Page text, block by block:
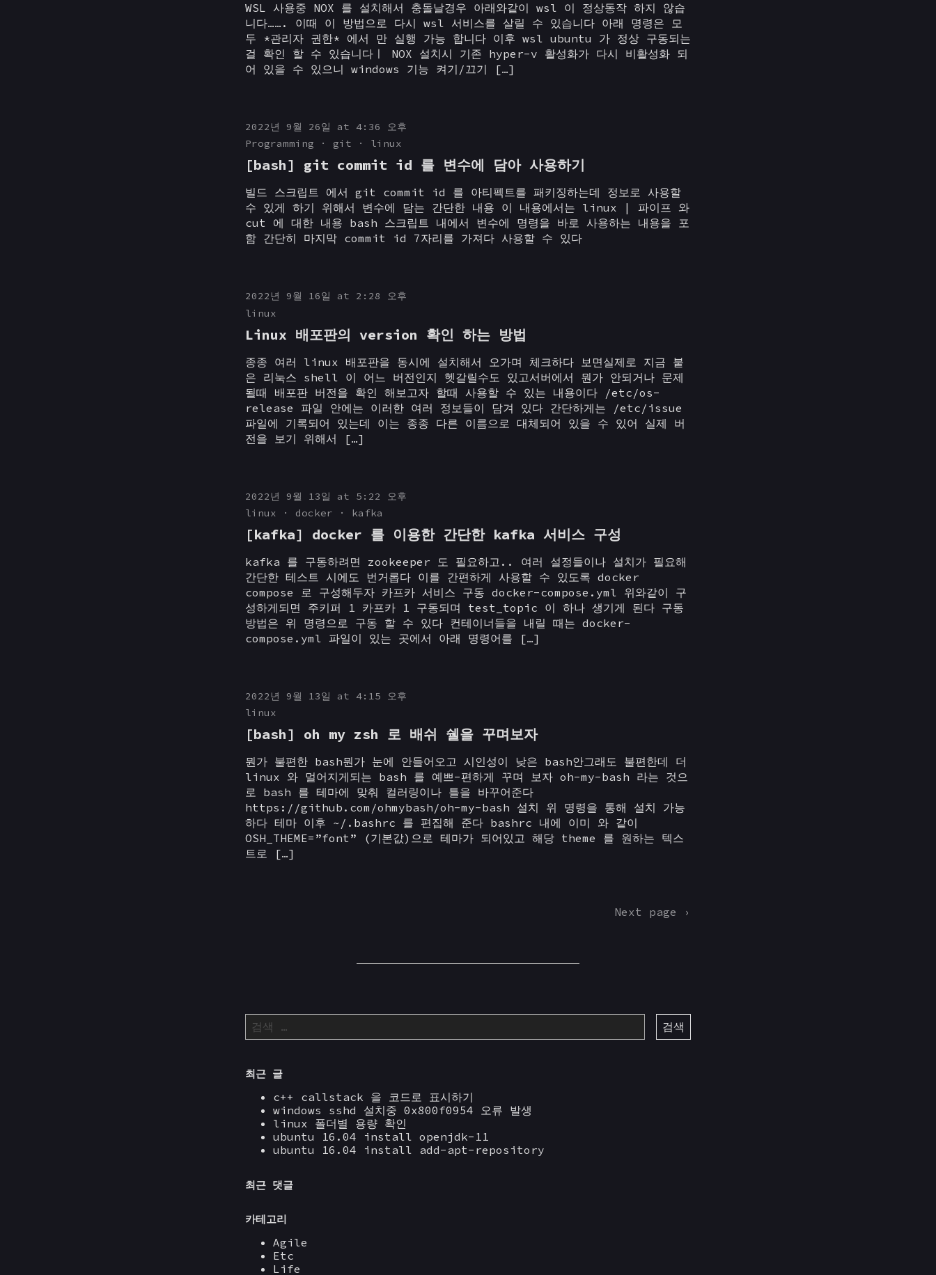
WSL 사용중 NOX 를 설치해서 충돌날경우 아래와같이 wsl 이 정상동작 하지 않습
니다……. 이때 이 방법으로 다시 wsl 서비스를 살릴 수 있습니다 아래 명령은 모
두 *관리자 권한* 에서 만 실행 가능 합니다 이후 wsl ubuntu 가 정상 구동되는
걸 확인 할 수 있습니다ㅣ NOX 설치시 기존 hyper-v 활성화가 다시 비활성화 되
어 있을 수 있으니 windows 기능 켜기/끄기 […]
2022년 9월 26일 at 4:36 오후
Programming
git linux
[bash] git commit id 를 변수에 담아 사용하기
빌드 스크립트 에서 git commit id 를 아티펙트를 패키징하는데 정보로 사용할
수 있게 하기 위해서 변수에 담는 간단한 내용 이 내용에서는 linux | 파이프 와
cut 에 대한 내용 bash 스크립트 내에서 변수에 명령을 바로 사용하는 내용을 포
함 간단히 마지막 commit id 7자리를 가져다 사용할 수 있다
2022년 9월 16일 at 2:28 오후
linux
Linux 배포판의 version 확인 하는 방법
종종 여러 linux 배포판을 동시에 설치해서 오가며 체크하다 보면실제로 지금 붙
은 리눅스 shell 이 어느 버전인지 헷갈릴수도 있고서버에서 뭔가 안되거나 문제
될때 배포판 버전을 확인 해보고자 할때 사용할 수 있는 내용이다 /etc/os-
release 파일 안에는 이러한 여러 정보들이 담겨 있다 간단하게는 /etc/issue
파일에 기록되어 있는데 이는 종종 다른 이름으로 대체되어 있을 수 있어 실제 버
전을 보기 위해서 […]
2022년 9월 13일 at 5:22 오후
linux
docker kafka
[kafka] docker 를 이용한 간단한 kafka 서비스 구성
kafka 를 구동하려면 zookeeper 도 필요하고.. 여러 설정들이나 설치가 필요해
간단한 테스트 시에도 번거롭다 이를 간편하게 사용할 수 있도록 docker
compose 로 구성해두자 카프카 서비스 구동 docker-compose.yml 위와같이 구
성하게되면 주키퍼 1 카프카 1 구동되며 test_topic 이 하나 생기게 된다 구동
방법은 위 명령으로 구동 할 수 있다 컨테이너들을 내릴 때는 docker-
compose.yml 파일이 있는 곳에서 아래 명령어를 […]
2022년 9월 13일 at 4:15 오후
linux
[bash] oh my zsh 로 배쉬 쉘을 꾸며보자
뭔가 불편한 bash뭔가 눈에 안들어오고 시인성이 낮은 bash안그래도 불편한데 더
linux 와 멀어지게되는 bash 를 예쁘-편하게 꾸며 보자 oh-my-bash 라는 것으
로 bash 를 테마에 맞춰 컬러링이나 틀을 바꾸어준다
https://github.com/ohmybash/oh-my-bash 설치 위 명령을 통해 설치 가능
하다 테마 이후 ~/.bashrc 를 편집해 준다 bashrc 내에 이미 와 같이
OSH_THEME=”font” (기본값)으로 테마가 되어있고 해당 theme 를 원하는 텍스
트로 […]
Next page ›
다
음
검
최근 글
c++ callstack 을 코드로 표시하기
windows sshd 설치중 0x800f0954 오류 발생
linux 폴더별 용량 확인
ubuntu 16.04 install openjdk-11
ubuntu 16.04 install add-apt-repository
최근 댓글
카테고리
Agile
Etc
Life